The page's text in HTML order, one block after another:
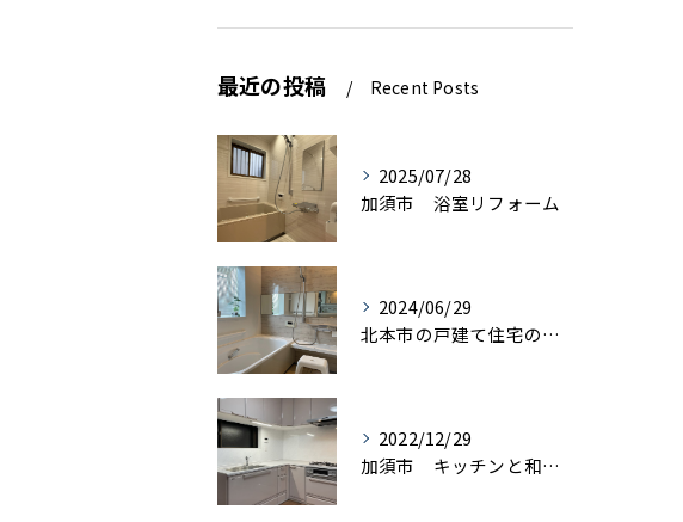
最近の投稿 Recent Posts
2025/07/28
加須市 浴室リフォーム
2024/06/29
北本市の戸建て住宅の浴室リフォーム
2022/12/29
加須市 キッチンと和室を一体感の有るＬＤＫにリフォーム エアロック施工